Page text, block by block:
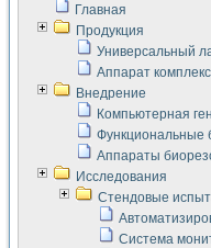
Главная
Продукция
Универсальный
Аппарат
Внедрение
Компьютерная
Функциональные
Аппараты
Исследования
Стендовые
Система